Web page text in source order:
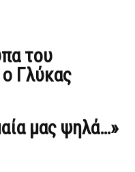
του
Γλύκας
μας ψηλά…»